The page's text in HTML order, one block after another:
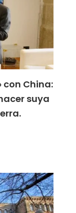
con China:
suya